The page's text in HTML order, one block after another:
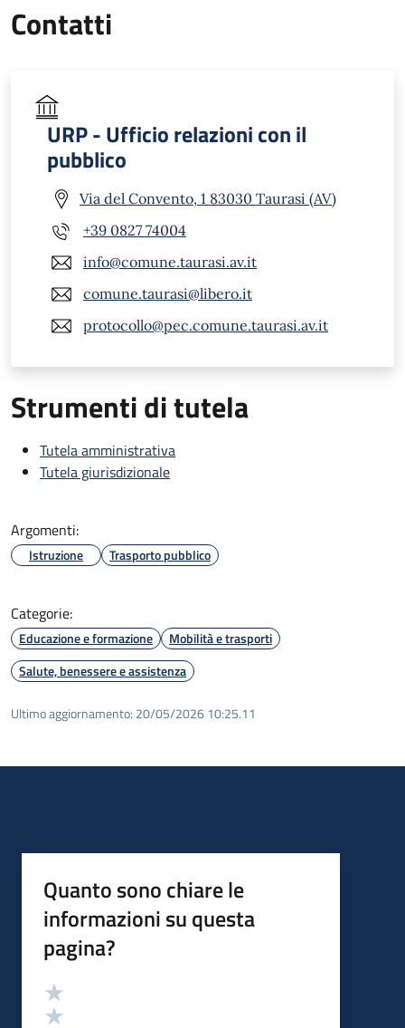
Contatti
URP - Ufficio relazioni con il
pubblico
Via del Convento, 1 83030 Taurasi (AV)
+39 0827 74004
info@comune.taurasi.av.it
comune.taurasi@libero.it
protocollo@pec.comune.taurasi.av.it
Strumenti di tutela
Tutela amministrativa
Tutela giurisdizionale
Argomenti:
Istruzione Trasporto pubblico
Categorie:
Educazione e formazione
Mobilità e trasporti
Salute, benessere e assistenza
Ultimo aggiornamento: 20/05/2026 10:25.11
Quanto sono chiare le
informazioni su questa
pagina?
Valutazione